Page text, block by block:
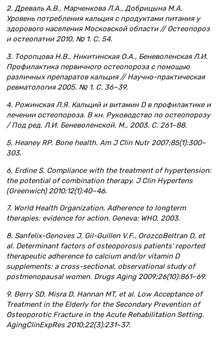
2. Древаль А.В., Марченкова Л.А., Добрицына М.А.
Уровень потребления кальция с продуктами питания у
здорового населения Московской области // Остеопороз
и остеопатии 2010. № 1. С. 54.
3. Торопцова Н.В., Никитинская О.А., Беневоленская Л.И.
Профилактика первичного остеопороза с помощью
различных препаратов кальция // Научно-практическая
ревматология 2005. № 1. C. 36–39.
4. Рожинская Л.Я. Кальций и витамин D в профилактике и
лечении остеопороза. В кн. Руководство по остеопорозу
/ Под ред. Л.И. Беневоленской. М., 2003. С. 261–88.
5. Heaney RP. Bone health. Am J Clin Nutr 2007;85(1):300–
303.
6. Erdine S. Compliance with the treatment of hypertension:
the potential of combination therapy. J Clin Hypertens
(Greenwich) 2010;12(1):40–46.
7. World Health Organization. Adherence to longterm
therapies: evidence for action. Geneva: WHO, 2003.
8. Sanfelix-Genoves J, Gil-Guillen V.F., OrozcoBeltran D, et
al. Determinant factors of osteoporosis patients' reported
therapeutic adherence to calcium and/or vitamin D
supplements: a cross-sectional, observational study of
postmenopausal women. Drugs Aging 2009;26(10):861–69.
9. Berry SD, Misra D, Hannan MT, et al. Low Acceptance of
Treatment in the Elderly for the Secondary Prevention of
Osteoporotic Fracture in the Acute Rehabilitation Setting.
AgingClinExpRes 2010;22(3):231–37.